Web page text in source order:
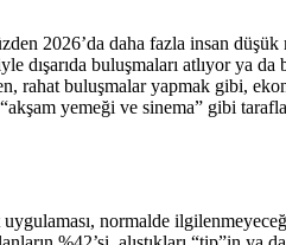
2026’da daha fazla insan
dışarıda buluşmaları atlıyor ya
rahat buluşmalar yapmak gibi,
yemeği ve sinema” gibi
normalde